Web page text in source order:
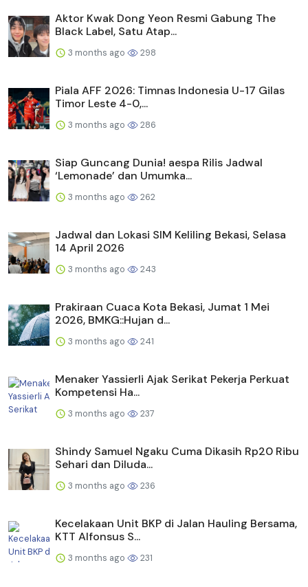
Aktor Kwak Dong Yeon Resmi Gabung The
Black Label, Satu Atap...
3 months ago 298
Piala AFF 2026: Timnas Indonesia U-17 Gilas
Timor Leste 4-0,...
3 months ago 286
Siap Guncang Dunia! aespa Rilis Jadwal
‘Lemonade’ dan Umumka...
3 months ago 262
Jadwal dan Lokasi SIM Keliling Bekasi, Selasa
14 April 2026
3 months ago 243
Prakiraan Cuaca Kota Bekasi, Jumat 1 Mei
2026, BMKG::Hujan d...
3 months ago 241
Menaker Yassierli Ajak Serikat Pekerja Perkuat
Kompetensi Ha...
3 months ago 237
Shindy Samuel Ngaku Cuma Dikasih Rp20 Ribu
Sehari dan Diluda...
3 months ago 236
Kecelakaan Unit BKP di Jalan Hauling Bersama,
KTT Alfonsus S...
3 months ago 231